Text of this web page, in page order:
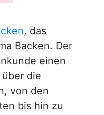
, das
Backen. Der
einen
die
von den
bis hin zu